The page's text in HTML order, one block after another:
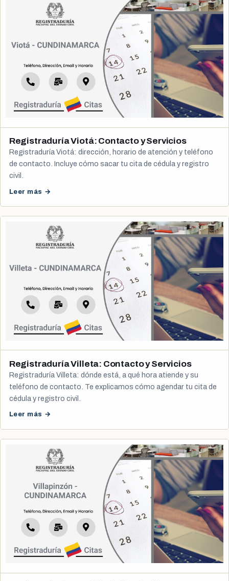
Registraduría Viotá: Contacto y Servicios
Registraduría Viotá: dirección, horario de atención y teléfono
de contacto. Incluye cómo sacar tu cita de cédula y registro
civil.
Leer más →
Registraduría Villeta: Contacto y Servicios
Registraduría Villeta: dónde está, a qué hora atiende y su
teléfono de contacto. Te explicamos cómo agendar tu cita de
cédula y registro civil.
Leer más →